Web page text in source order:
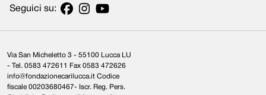
Seguici su:
Via San Micheletto 3 - 55100 Lucca LU
- Tel. 0583 472611 Fax 0583 472626
info@fondazionecarilucca.it Codice
fiscale 00203680467- Iscr. Reg. Pers.